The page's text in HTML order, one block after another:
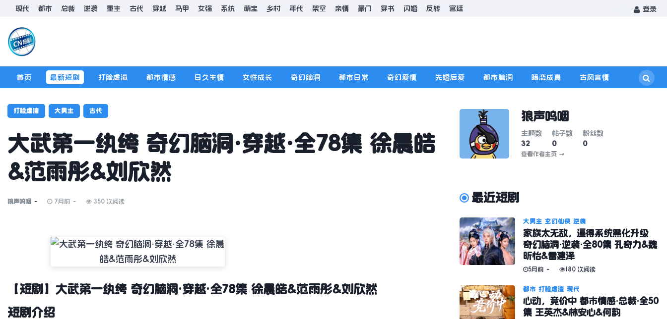
现代 都市 总裁 逆袭 重生 古代 穿越 马甲 女强 系统 萌宝 乡村 年代 架空 亲情 豪门 穿书 闪婚 反转 宫廷 登录
首页 最新短剧 打脸虐渣 都市情感 日久生情 女性成长 奇幻脑洞 都市日常 奇幻爱情 先婚后爱 都市脑洞 暗恋成真 古风言情
排行榜 版规
打脸虐渣 大男主 古代
大武第一纨绔 奇幻脑洞·穿越·全78集 徐晨皓
&范雨彤&刘欣然
狼声呜咽 7月前 350 次阅读
【短剧】大武第一纨绔 奇幻脑洞·穿越·全78集 徐晨皓&范雨彤&刘欣然
短剧介绍
狼声呜咽
主题数
32
帖子数
0
粉丝数
0
查看作者主页 →
最近短剧
大男主 玄幻仙侠 逆袭
家族太无敌，逼得系统黑化升级
奇幻脑洞·逆袭·全80集 孔奇力&魏
昕怡&雷建泽
5月前 180 次阅读
都市 打脸虐渣 现代
心动，竞价中 都市情感·总裁·全50
集 王英杰&林安心&何韵